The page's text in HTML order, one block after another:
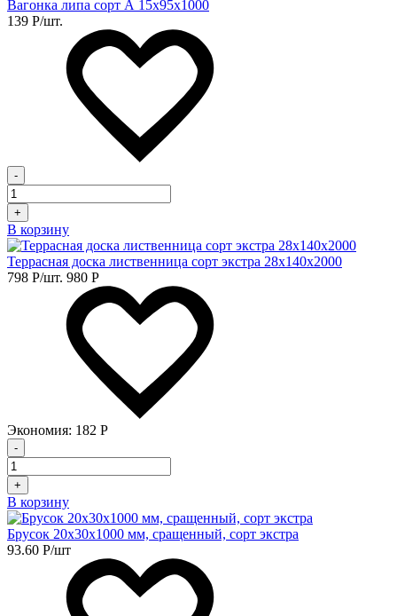
Вагонка липа сорт А 15х95х1000
139 Р/шт.
-
+
В корзину
Террасная доска лиственница сорт экстра 28х140х2000
798 Р/шт. 980 Р
Экономия: 182 Р
-
+
В корзину
Брусок 20х30х1000 мм, сращенный, сорт экстра
93.60 Р/шт